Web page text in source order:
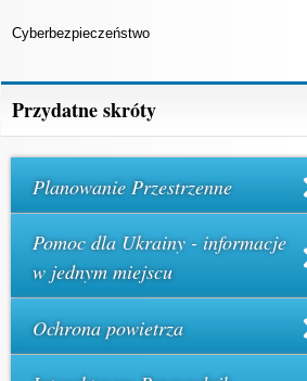
Cyberbezpieczeństwo
Przydatne skróty
Planowanie Przestrzenne
Pomoc dla Ukrainy - informacje
w jednym miejscu
Ochrona powietrza